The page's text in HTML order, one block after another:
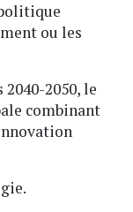
ou les
2050, le
combinant